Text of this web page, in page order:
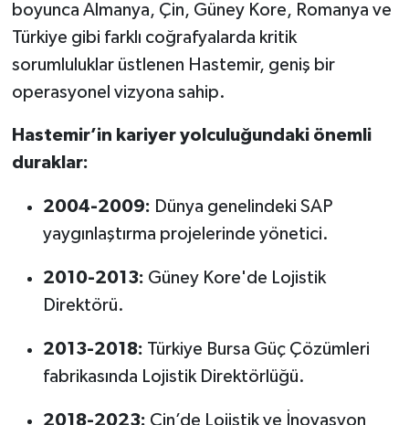
boyunca Almanya, Çin, Güney Kore, Romanya ve
Türkiye gibi farklı coğrafyalarda kritik
sorumluluklar üstlenen Hastemir, geniş bir
operasyonel vizyona sahip.
Hastemir’in kariyer yolculuğundaki önemli
duraklar:
2004-2009: Dünya genelindeki SAP
yaygınlaştırma projelerinde yönetici.
2010-2013: Güney Kore'de Lojistik
Direktörü.
2013-2018: Türkiye Bursa Güç Çözümleri
fabrikasında Lojistik Direktörlüğü.
2018-2023: Çin’de Lojistik ve İnovasyon